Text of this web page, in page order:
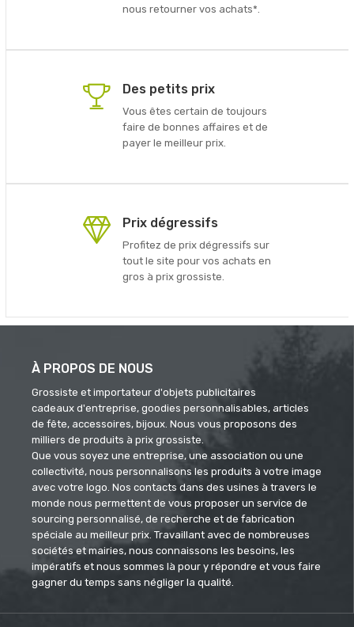
nous retourner vos achats*.
Des petits prix
Vous êtes certain de toujours
faire de bonnes affaires et de
payer le meilleur prix.
Prix dégressifs
Profitez de prix dégressifs sur
tout le site pour vos achats en
gros à prix grossiste.
À PROPOS DE NOUS
Grossiste et importateur d'objets publicitaires
cadeaux d'entreprise, goodies personnalisables, articles
de fête, accessoires, bijoux. Nous vous proposons des
milliers de produits à prix grossiste.
Que vous soyez une entreprise, une association ou une
collectivité, nous personnalisons les produits à votre image
avec votre logo. Nos contacts dans des usines à travers le
monde nous permettent de vous proposer un service de
sourcing personnalisé, de recherche et de fabrication
spéciale au meilleur prix. Travaillant avec de nombreuses
sociétés et mairies, nous connaissons les besoins, les
impératifs et nous sommes là pour y répondre et vous faire
gagner du temps sans négliger la qualité.